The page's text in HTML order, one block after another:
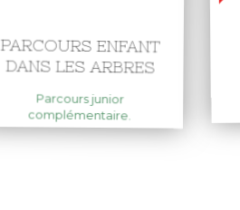
PARCOURS ENFANT
DANS LES ARBRES
Parcours junior
complémentaire.